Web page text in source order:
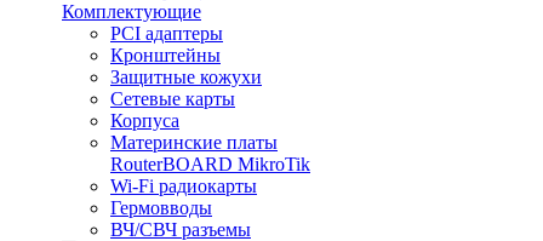
Комплектующие
PCI адаптеры
Кронштейны
Защитные кожухи
Сетевые карты
Корпуса
Материнские платы
RouterBOARD MikroTik
Wi-Fi радиокарты
Гермовводы
ВЧ/СВЧ разъемы